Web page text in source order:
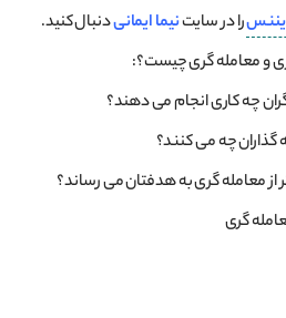
را در سایتنیما ایمانیدنبال کنید.
و معامله گری چیست؟:
چه کاری انجام می دهند؟
چه می کنند؟
از معامله گری به هدفتان می رساند؟
گری